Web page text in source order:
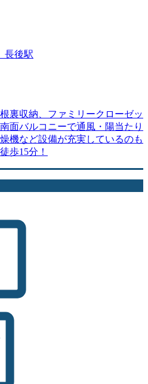
長後駅
裏収納、ファミリークローゼッ
面バルコニーで通風・陽当たり
機など設備が充実しているのも
歩15分！